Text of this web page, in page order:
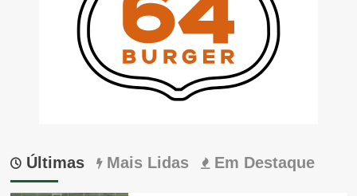
Últimas Mais Lidas Em Destaque